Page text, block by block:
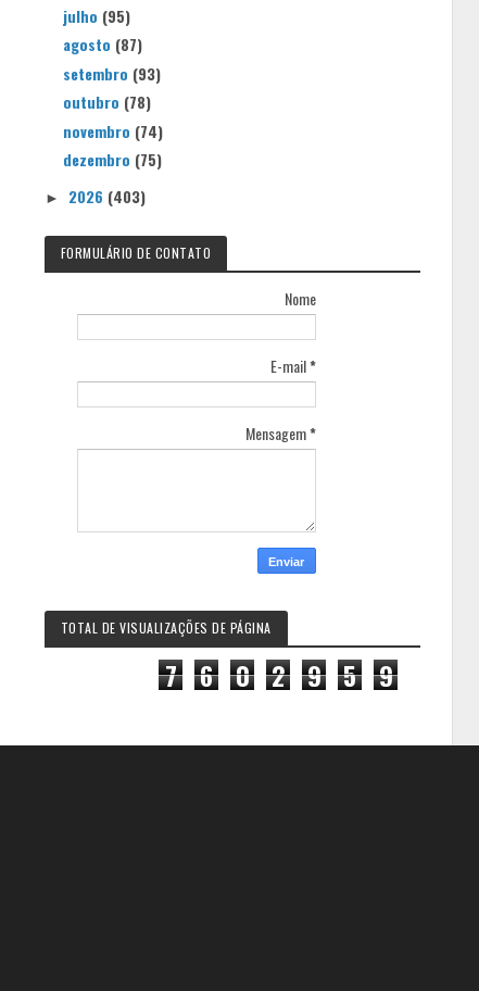
julho (95)
agosto (87)
setembro (93)
outubro (78)
novembro (74)
dezembro (75)
► 2026 (403)
FORMULÁRIO DE CONTATO
Nome
E-mail*
Mensagem*
TOTAL DE VISUALIZAÇÕES DE PÁGINA
7 6 0 2 9 5 9